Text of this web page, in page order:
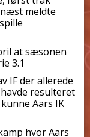
meldte
at sæsonen
3.1
IF der allerede
resulteret
Aars IK
hvor Aars